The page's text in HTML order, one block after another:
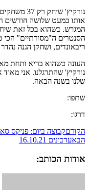
נורקיץ'
אותו כמעט שלושה חודשים
המגרש. כשהוא בכל זאת
הסנטרים ה"מסורתיים" הכי
ריבאונדים, ושחקן הגנה
העונה כשהוא בריא ותחת
שלנו בשנה הבאה.
שתפו:
דרגו:
הקודםקבוצה ביום: פניקס
הבאעדכונים 16.10.21
אודות הכותב: